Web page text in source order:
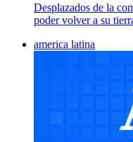
Desplazados de la
poder volver a su
america latina